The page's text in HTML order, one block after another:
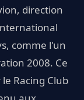
direction
comme l'un
2008. Ce
Racing Club